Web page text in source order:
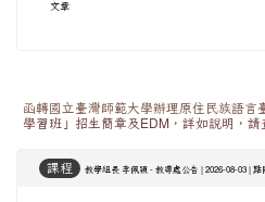
文章
函轉國立臺灣師範大學辦理原住民族語
學習班」招生簡章及EDM，詳如說明，請
課程 教學組長 李佩穎 - 教導處公告 | 2026-08-03 | 點